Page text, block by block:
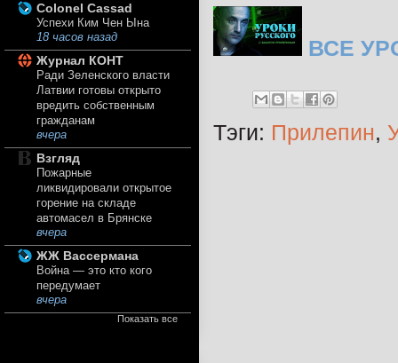
ВСЕ
Тэги: Прилепин,
Colonel Cassad
Успехи Ким Чен Ына
18 часов назад
Журнал КОНТ
Ради Зеленского власти
Латвии готовы открыто
вредить собственным
гражданам
вчера
Взгляд
Пожарные
ликвидировали открытое
горение на складе
автомасел в Брянске
вчера
ЖЖ Вассермана
Война — это кто кого
передумает
вчера
Показать все